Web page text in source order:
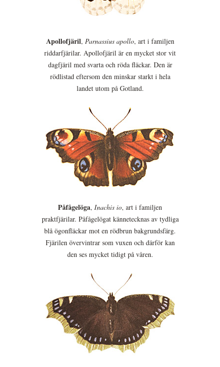
Apollofjäril, Parnassius apollo, art i familjen
riddarfjärilar. Apollofjäril är en mycket stor vit
dagfjäril med svarta och röda fläckar. Den är
rödlistad eftersom den minskar starkt i hela
landet utom på Gotland.
Påfågelöga, Inachis io, art i familjen
praktfjärilar. Påfågelögat kännetecknas av tydliga
blå ögonfläckar mot en rödbrun bakgrundsfärg.
Fjärilen övervintrar som vuxen och därför kan
den ses mycket tidigt på våren.